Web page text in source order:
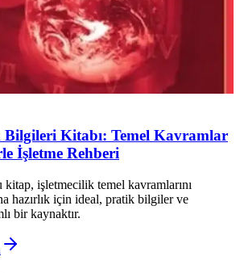
Bilgileri Kitabı: Temel Kavramlar
İşletme Rehberi
kitap, işletmecilik temel kavramlarını
hazırlık için ideal, pratik bilgiler ve
bir kaynaktır.